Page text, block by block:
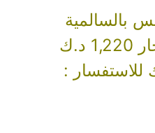
بالسالمية
: 33,000 د.ك للاستفسار :